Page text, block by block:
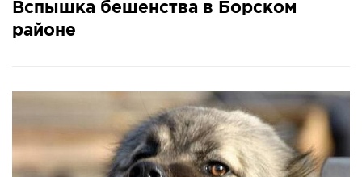
НОВОСТИ
СПРАВОЧНИК
СПРАВКА
КАМЕРЫ
Вспышка бешенства в Борском
районе